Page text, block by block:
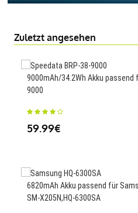
Zuletzt angesehen
9000mAh/34.2Wh Akku passend
9000
59.99€
6820mAh Akku passend für
SM-X205N,HQ-6300SA